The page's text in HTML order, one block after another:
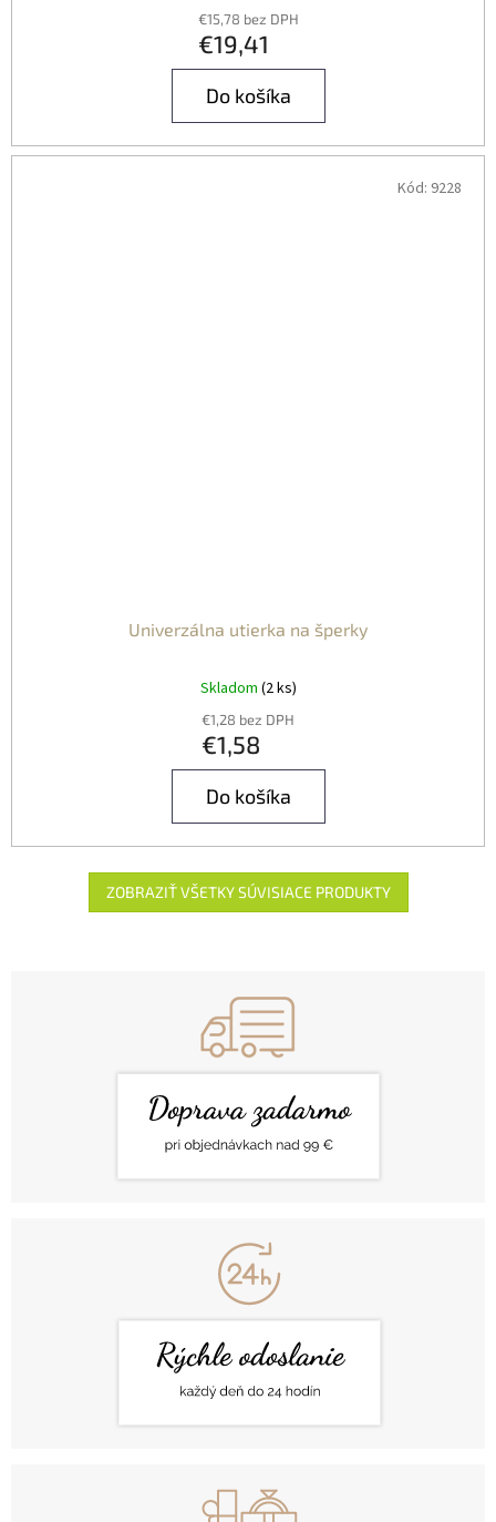
€15,78 bez DPH
€19,41
Do košíka
Univerzálna utierka na šperky
Skladom (2 ks)
€1,28 bez DPH
€1,58
Do košíka
Kód: 9228
ZOBRAZIŤ VŠETKY SÚVISIACE PRODUKTY